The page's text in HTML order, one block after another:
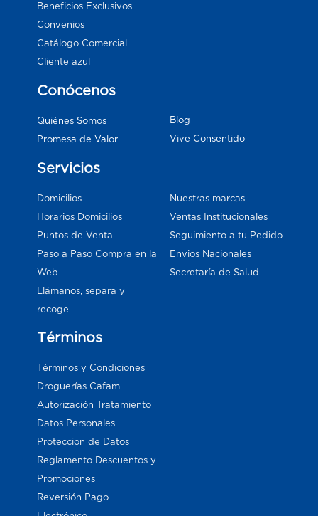
Beneficios Exclusivos
Convenios
Catálogo Comercial
Cliente azul
Conócenos
Quiénes Somos
Promesa de Valor
Blog
Vive Consentido
Servicios
Domicilios
Horarios Domicilios
Puntos de Venta
Paso a Paso Compra en la
Web
Llámanos, separa y
recoge
Nuestras marcas
Ventas Institucionales
Seguimiento a tu Pedido
Envios Nacionales
Secretaría de Salud
Términos
Términos y Condiciones
Droguerías Cafam
Autorización Tratamiento
Datos Personales
Proteccion de Datos
Reglamento Descuentos y
Promociones
Reversión Pago